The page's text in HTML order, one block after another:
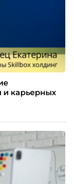
и карьерных